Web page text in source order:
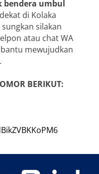
bendera umbul
di Kolaka
silakan
atau chat WA
mewujudkan
BERIKUT: